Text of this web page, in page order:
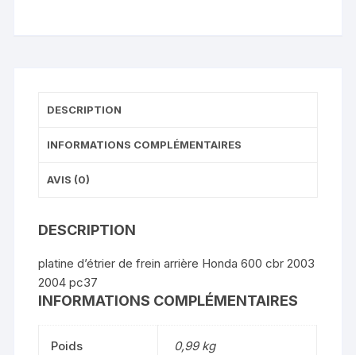
DESCRIPTION
INFORMATIONS COMPLÉMENTAIRES
AVIS (0)
DESCRIPTION
platine d’étrier de frein arrière Honda 600 cbr 2003
2004 pc37
INFORMATIONS COMPLÉMENTAIRES
Poids 0,99 kg